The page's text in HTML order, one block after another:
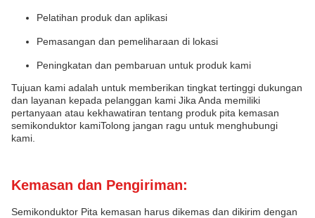
Pelatihan produk dan aplikasi
Pemasangan dan pemeliharaan di lokasi
Peningkatan dan pembaruan untuk produk kami
Tujuan kami adalah untuk memberikan tingkat tertinggi dukungan
dan layanan kepada pelanggan kami Jika Anda memiliki
pertanyaan atau kekhawatiran tentang produk pita kemasan
semikonduktor kamiTolong jangan ragu untuk menghubungi
kami.
Kemasan dan Pengiriman:
Semikonduktor Pita kemasan harus dikemas dan dikirim dengan